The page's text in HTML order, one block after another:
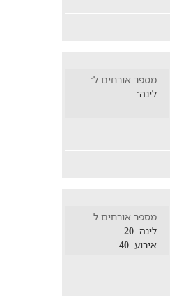
מספר אורחים ל:
לינה:
מספר אורחים ל:
לינה:20
אירוע:40